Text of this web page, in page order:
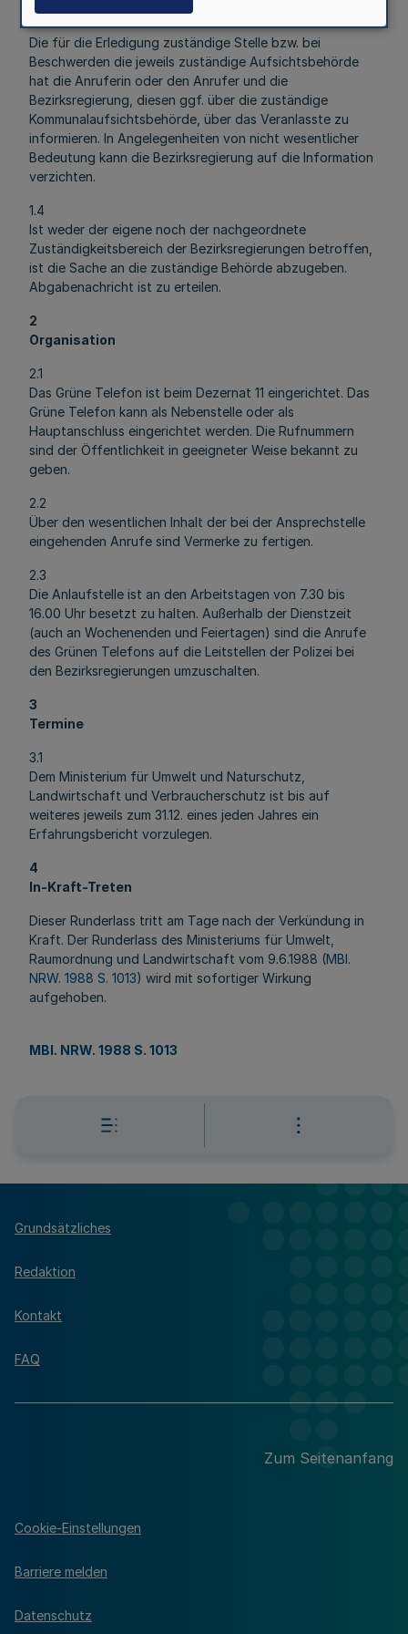
federführende Fachdienststelle zu entnehmen sein.
Die für die Erledigung zuständige Stelle bzw. bei
Beschwerden die jeweils zuständige Aufsichtsbehörde
hat die Anruferin oder den Anrufer und die
Bezirksregierung, diesen ggf. über die zuständige
Kommunalaufsichtsbehörde, über das Veranlasste zu
informieren. In Angelegenheiten von nicht wesentlicher
Bedeutung kann die Bezirksregierung auf die Information
verzichten.
1.4
Ist weder der eigene noch der nachgeordnete
Zuständigkeitsbereich der Bezirksregierungen betroffen,
ist die Sache an die zuständige Behörde abzugeben.
Abgabenachricht ist zu erteilen.
2
Organisation
2.1
Das Grüne Telefon ist beim Dezernat 11 eingerichtet. Das
Grüne Telefon kann als Nebenstelle oder als
Hauptanschluss eingerichtet werden. Die Rufnummern
sind der Öffentlichkeit in geeigneter Weise bekannt zu
geben.
2.2
Über den wesentlichen Inhalt der bei der Ansprechstelle
eingehenden Anrufe sind Vermerke zu fertigen.
2.3
Die Anlaufstelle ist an den Arbeitstagen von 7.30 bis
16.00 Uhr besetzt zu halten. Außerhalb der Dienstzeit
(auch an Wochenenden und Feiertagen) sind die Anrufe
des Grünen Telefons auf die Leitstellen der Polizei bei
den Bezirksregierungen umzuschalten.
3
Termine
3.1
Dem Ministerium für Umwelt und Naturschutz,
Landwirtschaft und Verbraucherschutz ist bis auf
weiteres jeweils zum 31.12. eines jeden Jahres ein
Erfahrungsbericht vorzulegen.
4
In-Kraft-Treten
Dieser Runderlass tritt am Tage nach der Verkündung in
Kraft. Der Runderlass des Ministeriums für Umwelt,
Raumordnung und Landwirtschaft vom 9.6.1988 (MBl.
NRW. 1988 S. 1013) wird mit sofortiger Wirkung
aufgehoben.
MBl. NRW. 1988 S. 1013
Grundsätzliches
Redaktion
Kontakt
FAQ
Zum Seitenanfang
Cookie-Einstellungen
Barriere melden
Datenschutz